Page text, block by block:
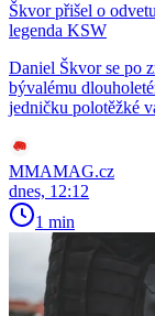
Škvor přišel o
legenda KSW
Daniel Škvor se po
bývalému
jedničku polotěžké
MMAMAG.cz
dnes, 12:12
1 min